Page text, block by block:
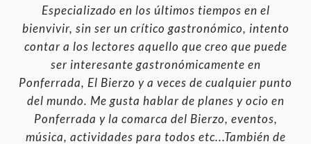
Especializado en los últimos tiempos en el
bienvivir, sin ser un crítico gastronómico, intento
contar a los lectores aquello que creo que puede
ser interesante gastronómicamente en
Ponferrada, El Bierzo y a veces de cualquier punto
del mundo. Me gusta hablar de planes y ocio en
Ponferrada y la comarca del Bierzo, eventos,
música, actividades para todos etc...También de